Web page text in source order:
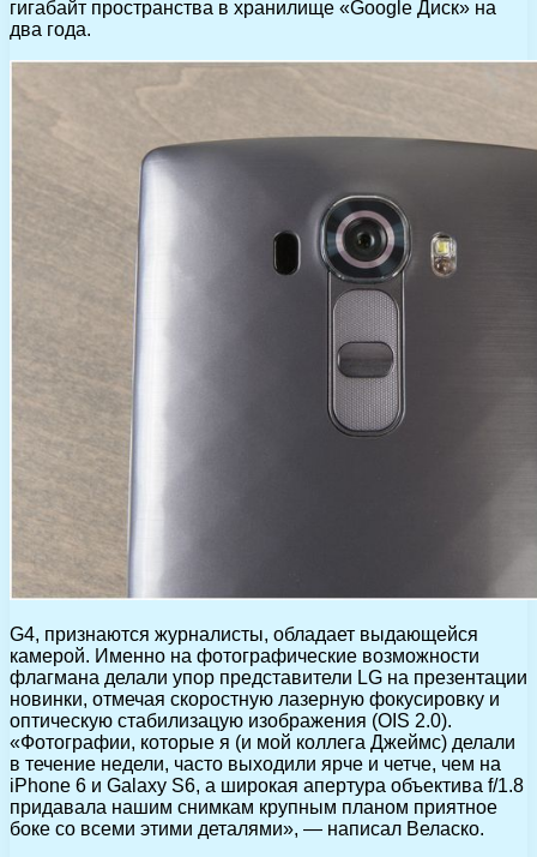
гигабайт пространства в хранилище «Google Диск» на
два года.
G4, признаются журналисты, обладает выдающейся
камерой. Именно на фотографические возможности
флагмана делали упор представители LG на презентации
новинки, отмечая скоростную лазерную фокусировку и
оптическую стабилизацую изображения (OIS 2.0).
«Фотографии, которые я (и мой коллега Джеймс) делали
в течение недели, часто выходили ярче и четче, чем на
iPhone 6 и Galaxy S6, а широкая апертура объектива f/1.8
придавала нашим снимкам крупным планом приятное
боке со всеми этими деталями», — написал Веласко.